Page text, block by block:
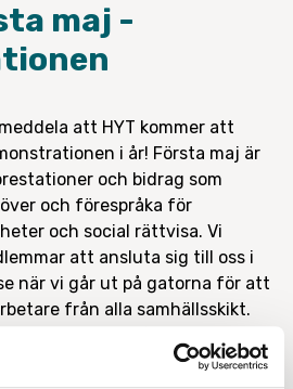
maj -
att HYT kommer att
i år! Första maj är
och bidrag som
och förespråka för
och social rättvisa. Vi
att ansluta sig till oss i
när vi går ut på gatorna för att
från alla samhällsskikt.
inkludering och jämlikhet,